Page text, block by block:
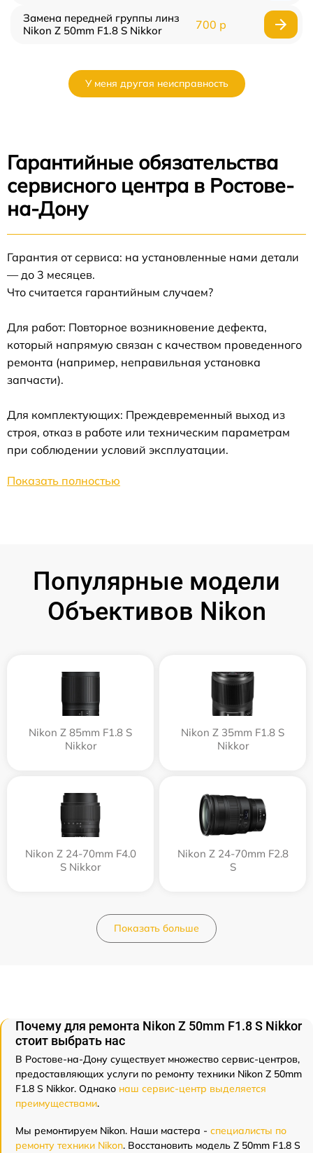
Замена передней группы линз
Nikon Z 50mm F1.8 S Nikkor
700 р
У меня другая неисправность
Гарантийные обязательства
сервисного центра в Ростове-
на-Дону
Гарантия от сервиса: на установленные нами детали
— до 3 месяцев.
Что считается гарантийным случаем?
Для работ: Повторное возникновение дефекта,
который напрямую связан с качеством проведенного
ремонта (например, неправильная установка
запчасти).
Для комплектующих: Преждевременный выход из
строя, отказ в работе или техническим параметрам
при соблюдении условий эксплуатации.
Показать полностью
Популярные модели
Объективов Nikon
Nikon Z 85mm F1.8 S
Nikkor
Nikon Z 35mm F1.8 S
Nikkor
Nikon Z 24-70mm F4.0
S Nikkor
Nikon Z 24-70mm F2.8
S
Показать больше
Почему для ремонта Nikon Z 50mm F1.8 S Nikkor
стоит выбрать нас
В Ростове-на-Дону существует множество сервис-центров,
предоставляющих услуги по ремонту техники Nikon Z 50mm
F1.8 S Nikkor. Однако наш сервис-центр выделяется
преимуществами.
Мы ремонтируем Nikon. Наши мастера - специалисты по
ремонту техники Nikon. Восстановить модель Z 50mm F1.8 S